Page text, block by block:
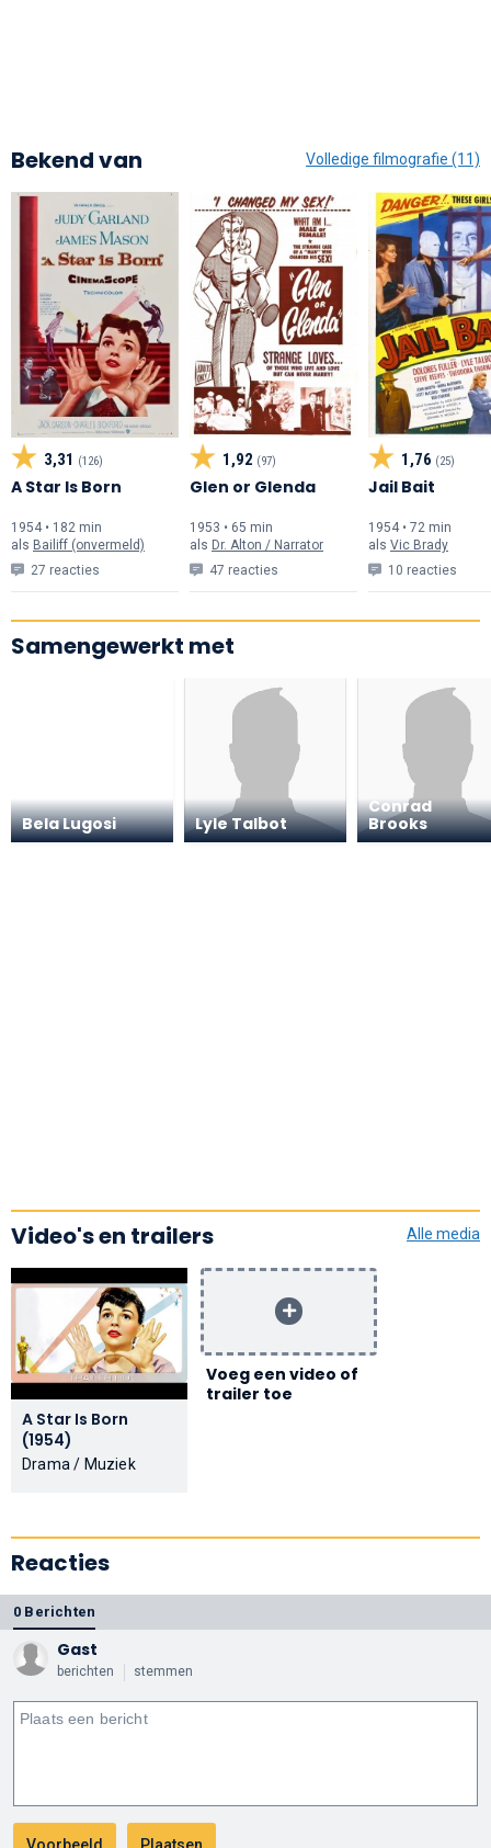
Bekend van Volledige filmografie (11)
3,31 (126)
A Star Is Born
1954 • 182 min
als Bailiff (onvermeld)
27 reacties
1,92 (97)
Glen or Glenda
1953 • 65 min
als Dr. Alton / Narrator
47 reacties
1,76 (25)
Jail Bait
1954 • 72 min
als Vic Brady
10 reacties
Samengewerkt met
Bela Lugosi Lyle Talbot
Conrad
Brooks
Video's en trailers Alle media
A Star Is Born
(1954)
Drama / Muziek
Voeg een video of
trailer toe
Reacties
0 Berichten
Gast
berichten stemmen